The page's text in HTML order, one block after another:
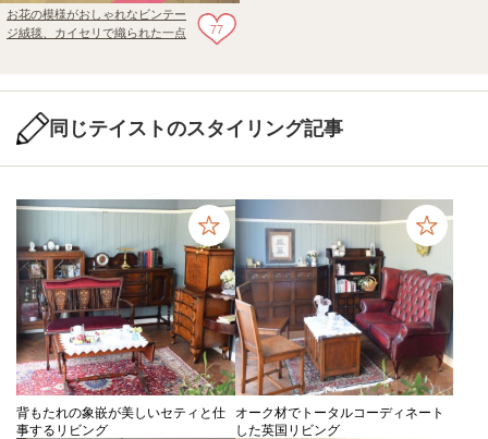
77
お花の模様がおしゃれなビンテー
ジ絨毯、カイセリで織られた一点
同じテイストのスタイリング記事
背もたれの象嵌が美しいセティと仕
事するリビング
オーク材でトータルコーディネート
した英国リビング